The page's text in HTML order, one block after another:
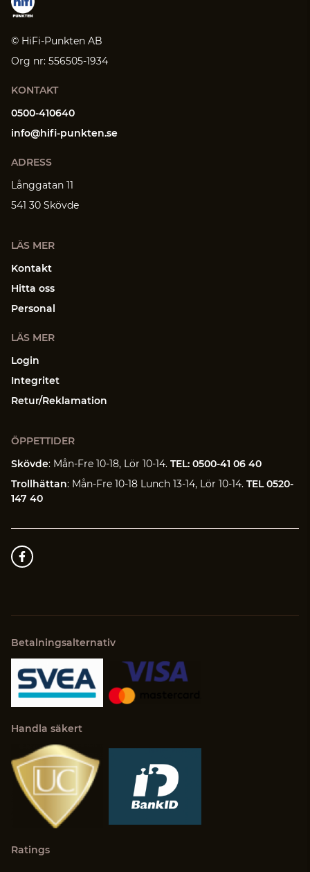
© HiFi-Punkten AB
Org nr: 556505-1934
KONTAKT
0500-410640
info@hifi-punkten.se
ADRESS
Långgatan 11
541 30 Skövde
LÄS MER
Kontakt
Hitta oss
Personal
LÄS MER
Login
Integritet
Retur/Reklamation
ÖPPETTIDER
Skövde: Mån-Fre 10-18, Lör 10-14. TEL: 0500-41 06 40
Trollhättan: Mån-Fre 10-18 Lunch 13-14, Lör 10-14. TEL 0520-
147 40
Betalningsalternativ
Handla säkert
Ratings